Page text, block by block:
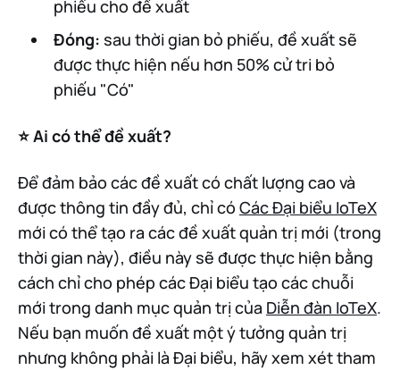
phiếu cho đề xuất
Đóng: sau thời gian bỏ phiếu, đề xuất sẽ
được thực hiện nếu hơn 50% cử tri bỏ
phiếu "Có"
⭐️ Ai có thể đề xuất?
Để đảm bảo các đề xuất có chất lượng cao và
được thông tin đầy đủ, chỉ có Các Đại biểu IoTeX
mới có thể tạo ra các đề xuất quản trị mới (trong
thời gian này), điều này sẽ được thực hiện bằng
cách chỉ cho phép các Đại biểu tạo các chuỗi
mới trong danh mục quản trị của Diễn đàn IoTeX.
Nếu bạn muốn đề xuất một ý tưởng quản trị
nhưng không phải là Đại biểu, hãy xem xét tham